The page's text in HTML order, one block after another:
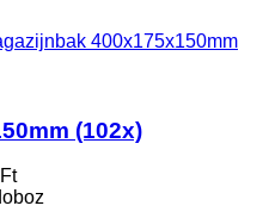
400x175x150mm
(102x)